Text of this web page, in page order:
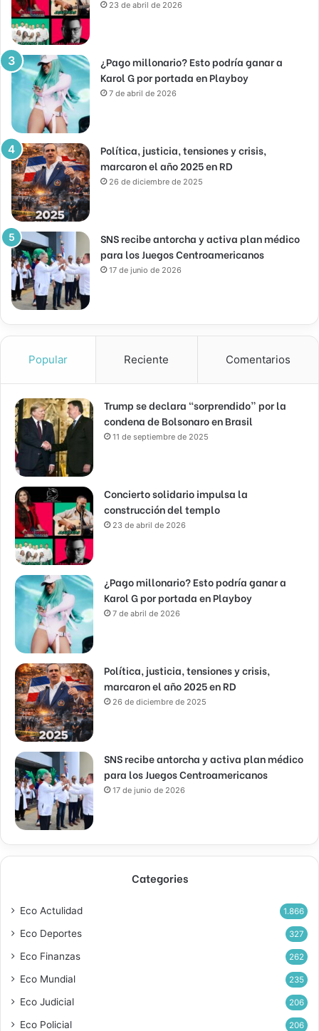
23 de abril de 2026
¿Pago millonario? Esto podría ganar a
Karol G por portada en Playboy
7 de abril de 2026
Política, justicia, tensiones y crisis,
marcaron el año 2025 en RD
26 de diciembre de 2025
SNS recibe antorcha y activa plan médico
para los Juegos Centroamericanos
17 de junio de 2026
Popular Reciente Comentarios
Trump se declara “sorprendido” por la
condena de Bolsonaro en Brasil
11 de septiembre de 2025
Concierto solidario impulsa la
construcción del templo
23 de abril de 2026
¿Pago millonario? Esto podría ganar a
Karol G por portada en Playboy
7 de abril de 2026
Política, justicia, tensiones y crisis,
marcaron el año 2025 en RD
26 de diciembre de 2025
SNS recibe antorcha y activa plan médico
para los Juegos Centroamericanos
17 de junio de 2026
Categories
Eco Actulidad 1.866
Eco Deportes 327
Eco Finanzas 262
Eco Mundial 235
Eco Judicial 206
Eco Policial 206